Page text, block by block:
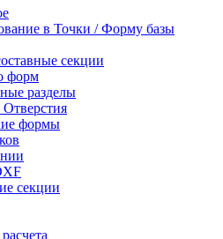
в Точки / Форму базы
секции
форм
разделы
формы
секции